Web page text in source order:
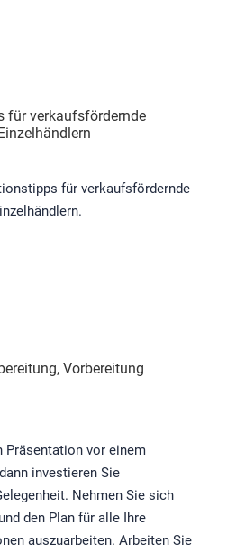
für verkaufsfördernde
für verkaufsfördernde
Vorbereitung
Präsentation vor einem
investieren Sie
Nehmen Sie sich
den Plan für alle Ihre
auszuarbeiten. Arbeiten Sie